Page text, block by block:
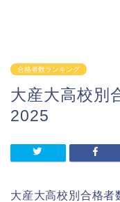
合格者数ランキング
大産大高校別
2025
大産大高校別合格者